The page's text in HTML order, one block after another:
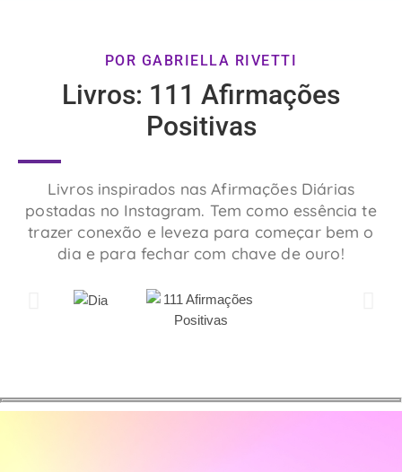
POR GABRIELLA RIVETTI
Livros: 111 Afirmações
Positivas
Livros inspirados nas Afirmações Diárias
postadas no Instagram. Tem como essência te
trazer conexão e leveza para começar bem o
dia e para fechar com chave de ouro!